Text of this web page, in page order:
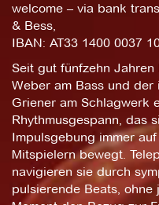
welcome – via bank
& Bess,
IBAN: AT33 1400 0037
Seit gut fünfzehn
Weber am Bass und
Griener am Schlagwerk
Rhythmusgespann, das
Impulsgebung immer
Mitspielern bewegt.
navigieren sie durch
pulsierende Beats,